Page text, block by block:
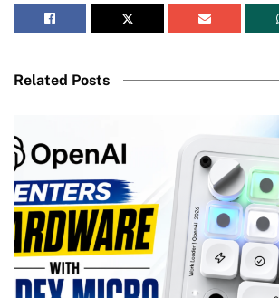
Related Posts